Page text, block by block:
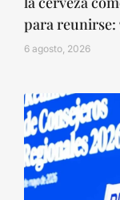
para reunirse:
6 agosto, 2026